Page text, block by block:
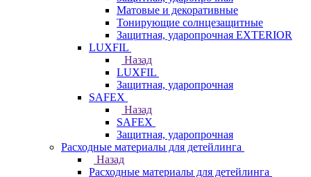
Матовые и декоративные
Тонирующие солнцезащитные
Защитная, ударопрочная EXTERIOR
LUXFIL
Назад
LUXFIL
Защитная, ударопрочная
SAFEX
Назад
SAFEX
Защитная, ударопрочная
Расходные материалы для детейлинга
Назад
Расходные материалы для детейлинга